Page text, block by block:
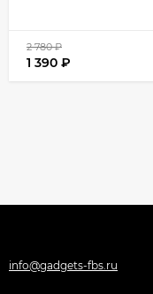
2 780₽
1 390 ₽
info@gadgets-fbs.ru